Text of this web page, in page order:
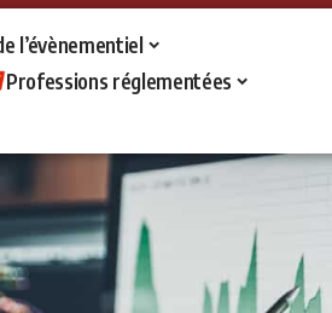
l’évènementiel
Professions réglementées